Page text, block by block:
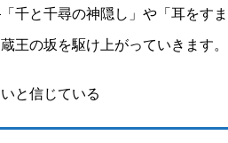
「千と千尋の神隠し」や「耳をす
王の坂を駆け上がっていきます。
と信じている